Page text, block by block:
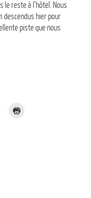
le reste à l’hôtel. Nous
descendus hier pour
piste que nous